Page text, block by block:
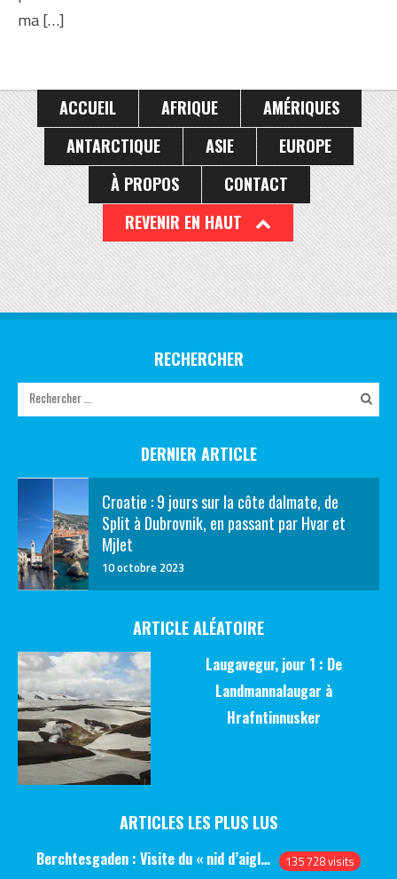
ma […]
ACCUEIL AFRIQUE
AMÉRIQUES
ANTARCTIQUE
ASIE
EUROPE
À PROPOS
CONTACT
REVENIR EN HAUT
RECHERCHER
DERNIER ARTICLE
Croatie : 9 jours sur la côte dalmate, de
Split à Dubrovnik, en passant par Hvar et
Mjlet
10 octobre 2023
ARTICLE ALÉATOIRE
Laugavegur, jour 1 : De
Landmannalaugar à
Hrafntinnusker
ARTICLES LES PLUS LUS
Berchtesgaden : Visite du « nid d’aigle » et des bunkers d’Hitler 135 728 visits